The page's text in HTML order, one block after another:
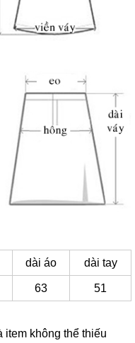
dài áo dài tay
63 51
không thể thiếu